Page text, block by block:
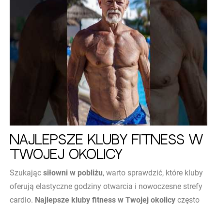
Najlepsze kluby fitness w
Twojej okolicy
Szukając siłowni w pobliżu, warto sprawdzić, które kluby
oferują elastyczne godziny otwarcia i nowoczesne strefy
cardio. Najlepsze kluby fitness w Twojej okolicy często